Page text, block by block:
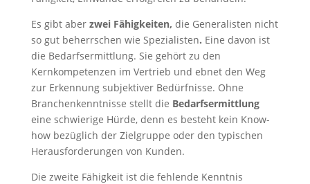
Es gibt aber zwei Fähigkeiten, die Generalisten nicht
so gut beherrschen wie Spezialisten. Eine davon ist
die Bedarfsermittlung. Sie gehört zu den
Kernkompetenzen im Vertrieb und ebnet den Weg
zur Erkennung subjektiver Bedürfnisse. Ohne
Branchenkenntnisse stellt die Bedarfsermittlung
eine schwierige Hürde, denn es besteht kein Know-
how bezüglich der Zielgruppe oder den typischen
Herausforderungen von Kunden.
Die zweite Fähigkeit ist die fehlende Kenntnis